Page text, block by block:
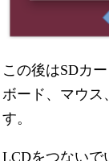
この後はSDカ
ボード、マウス
す。
LCDをつないで